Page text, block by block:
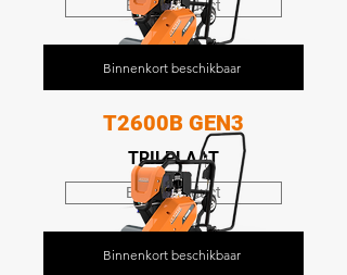
Bekijk product
T2600B GEN3
TRILPLAAT
Bekijk product
Binnenkort beschikbaar
Binnenkort beschikbaar